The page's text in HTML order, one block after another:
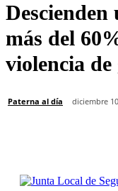
más del
violencia de
Paterna al día diciembre